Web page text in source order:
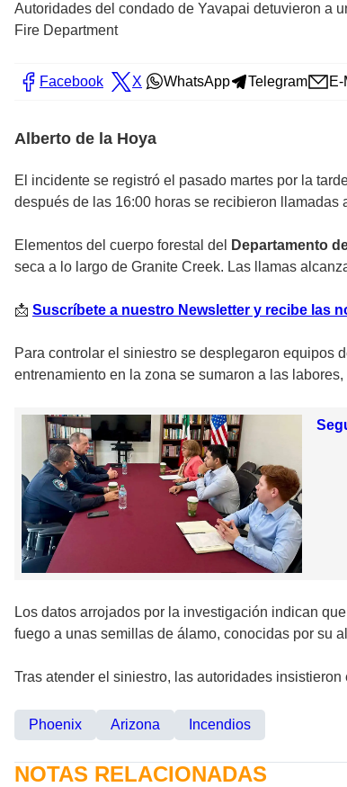
Autoridades del condado de Yavapai detuvieron a
Fire Department
Facebook X WhatsApp Telegram E-
Alberto de la Hoya
El incidente se registró el pasado martes por la
después de las 16:00 horas se recibieron
Elementos del cuerpo forestal del Departamento
seca a lo largo de Granite Creek. Las llamas
📩 Suscríbete a nuestro Newsletter y recibe las
Para controlar el siniestro se desplegaron equipos
entrenamiento en la zona se sumaron a las
Los datos arrojados por la investigación indican
fuego a unas semillas de álamo, conocidas por su
Tras atender el siniestro, las autoridades
Phoenix Arizona Incendios
NOTAS RELACIONADAS